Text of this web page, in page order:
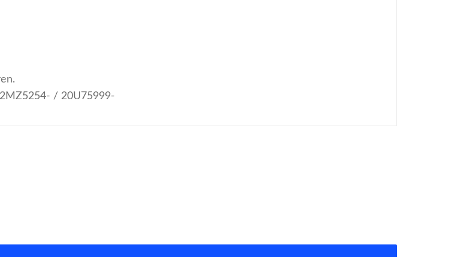
/ 20U75999-